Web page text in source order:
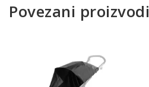
Povezani proizvodi